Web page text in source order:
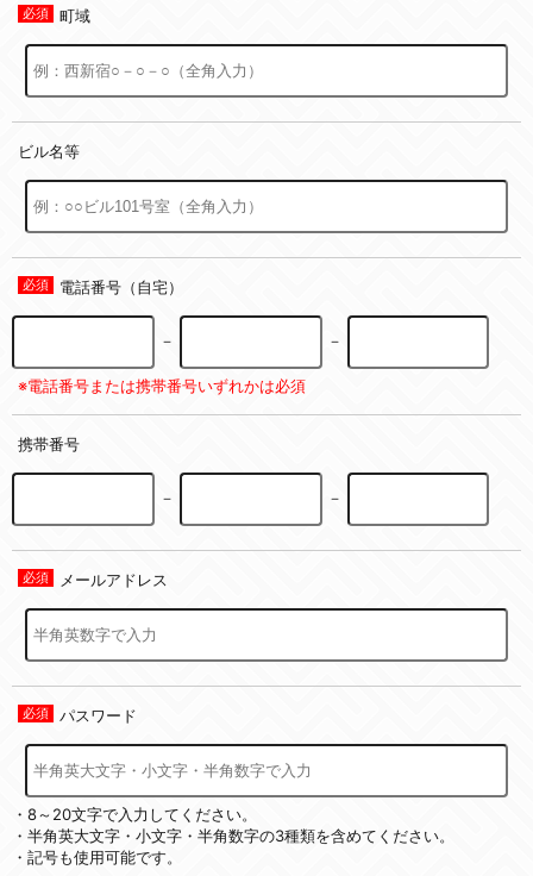
町域
ビル名等
電話番号（自宅）
－ －
※電話番号または携帯番号いずれかは必須
携帯番号
－ －
メールアドレス
パスワード
・8～20文字で入力してください。
・半角英大文字・小文字・半角数字の3種類を含めてください。
・記号も使用可能です。